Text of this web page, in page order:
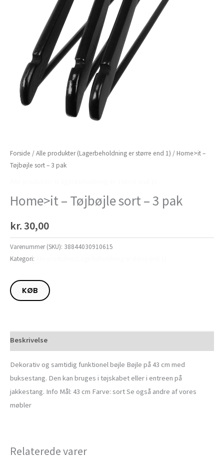
Forside /Alle produkter (Lagerbeholdning er større end 1) / Home>it –
Tøjbøjle sort – 3 pak
Home>it – Tøjbøjle sort – 3 pak
kr. 30,00
Varenummer (SKU): 38844030910615
Kategori:
KØB
Beskrivelse
Dekorativ og samtidig funktionel bøjle Bøjle på 43 cm med
buksestang. Den kan bruges i tøjskabet eller i entreen på
jakkestang. Info Mål: 43 cm Farve: sort Se også andre af vores
møbler
Relaterede varer